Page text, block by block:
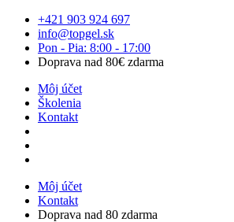
Preskočiť
obsah
+421 903 924 697
info@topgel.sk
Pon - Pia: 8:00 - 17:00
Doprava nad 80€ zdarma
Môj účet
Školenia
Kontakt
Môj účet
Kontakt
Doprava nad 80 zdarma